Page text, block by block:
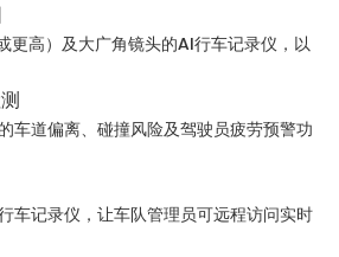
更高）及大广角镜头的AI行车记录仪，以
车道偏离、碰撞风险及驾驶员疲劳预警功
车记录仪，让车队管理员可远程访问实时